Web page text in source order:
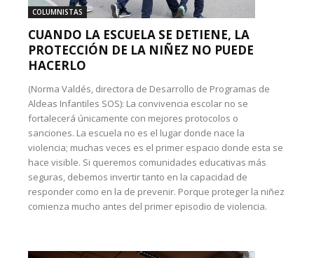
COLUMNISTAS
CUANDO LA ESCUELA SE DETIENE, LA
PROTECCIÓN DE LA NIÑEZ NO PUEDE
HACERLO
(Norma Valdés, directora de Desarrollo de Programas de
Aldeas Infantiles SOS): La convivencia escolar no se
fortalecerá únicamente con mejores protocolos o
sanciones. La escuela no es el lugar donde nace la
violencia; muchas veces es el primer espacio donde esta se
hace visible. Si queremos comunidades educativas más
seguras, debemos invertir tanto en la capacidad de
responder como en la de prevenir. Porque proteger la niñez
comienza mucho antes del primer episodio de violencia.